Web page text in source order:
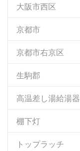
大阪市西区
京都市
京都市右京区
生駒郡
高温差し湯給湯器
棚下灯
トップラッチ